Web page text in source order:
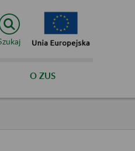
O ZUS